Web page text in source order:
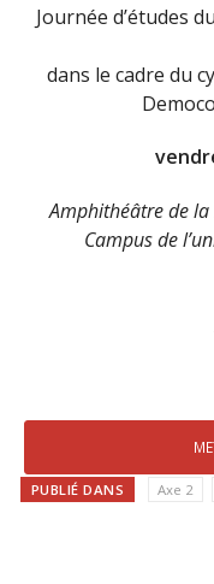
Journée d’études
dans le cadre du
Amphithéâtre de la
Campus de
PUBLIÉ DANS Axe 2